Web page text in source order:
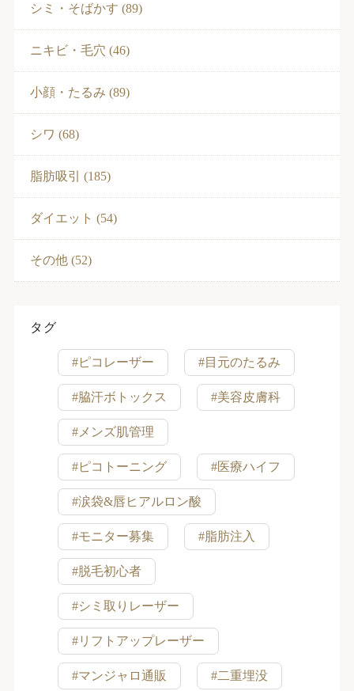
シミ・そばかす (89)
ニキビ・毛穴 (46)
小顔・たるみ (89)
シワ (68)
脂肪吸引 (185)
ダイエット (54)
その他 (52)
タグ
#ピコレーザー #目元のたるみ
#脇汗ボトックス #美容皮膚科
#メンズ肌管理
#ピコトーニング #医療ハイフ
#涙袋&唇ヒアルロン酸
#モニター募集 #脂肪注入
#脱毛初心者
#シミ取りレーザー
#リフトアップレーザー
#マンジャロ通販 #二重埋没